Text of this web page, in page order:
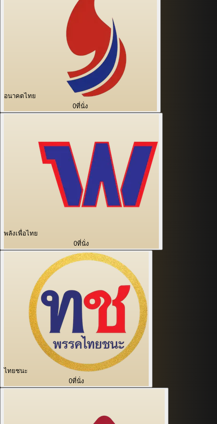
อนาคตไทย
0ที่นั่ง
พลังเพื่อไทย
0ที่นั่ง
ไทยชนะ
0ที่นั่ง